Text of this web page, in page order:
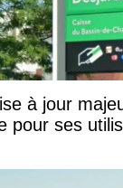
à jour
pour ses